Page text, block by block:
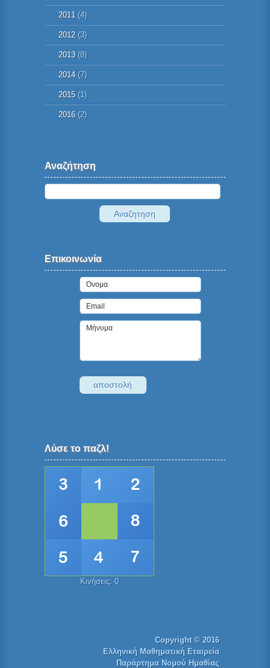
2011 (4)
2012(3)
2013(8)
2014(7)
2015(1)
2016(2)
Αναζήτηση
Επικοινωνία
Λύσε το παζλ!
Κινήσεις: 0
Copyright © 2016
Ελληνική Μαθηματική Εταιρεία
Παράρτημα Νομού Ημαθίας